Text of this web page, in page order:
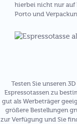
hierbei nicht nur auf
Porto und
Testen Sie unseren
Espressotassen zu
gut als Werbeträger
größere Bestellungen
zur Verfügung und Sie